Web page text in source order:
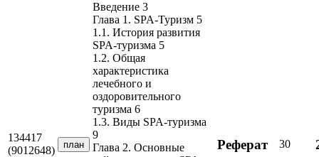
134417
(9012648)
план
Введение 3
Глава 1. SPA-Туризм 5
1.1. История развития
SPA-туризма 5
1.2. Общая
характеристика
лечебного и
оздоровительного
туризма 6
1.3. Виды SPA-туризма
9
Глава 2. Основные
Реферат 30